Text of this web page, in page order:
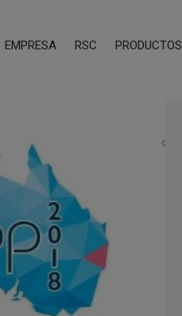
EMPRESA RSC PRODUCTOS